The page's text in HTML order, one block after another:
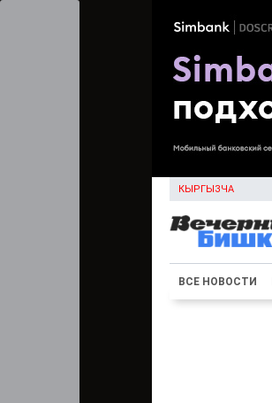
КЫРГЫЗЧА
ВСЕ НОВОСТИ